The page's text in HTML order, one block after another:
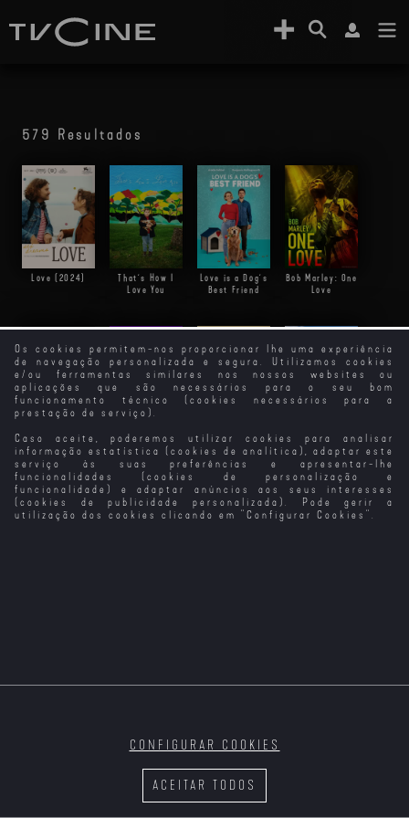
Os cookies permitem-nos proporcionar lhe uma experiência
de navegação personalizada e segura. Utilizamos cookies
e/ou ferramentas similares nos nossos websites ou
aplicações que são necessários para o seu bom
funcionamento técnico (cookies necessários para a
prestação de serviço).
Caso aceite, poderemos utilizar cookies para analisar
informação estatística (cookies de analítica), adaptar este
serviço às suas preferências e apresentar-lhe
funcionalidades (cookies de personalização e
funcionalidade) e adaptar anúncios aos seus interesses
(cookies de publicidade personalizada). Pode gerir a
utilização dos cookies clicando em " Configurar Cookies ".
ACEITAR TODOS
CONFIGURAR COOKIES
579 Resultados
Love (2024)
That´s How I
Love You
Love is a Dog´s
Best Friend
Bob Marley: One
Love
Punch-Drunk
Love -
Embriagado de
Amor
Jogo do Amor
Um Romance no
Parque
Uma Paixão no
Niagara
História de
Amor
Floresce